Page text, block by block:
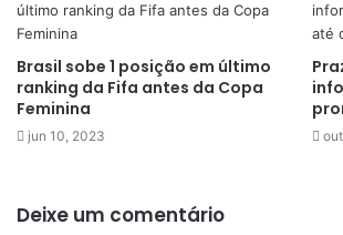
Brasil sobe 1 posição em último
ranking da Fifa antes da Copa
Feminina
jun 10, 2023
Deixe um comentário